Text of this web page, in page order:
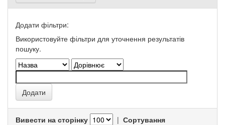
Додати фільтри:
Використовуйте фільтри для уточнення результатів
пошуку.
Вивести на сторінку | Сортування